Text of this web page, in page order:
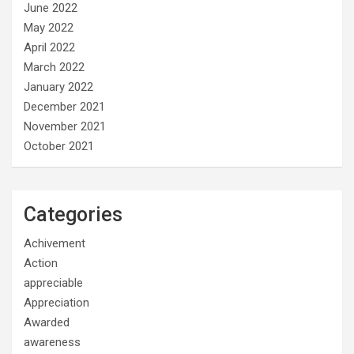
June 2022
May 2022
April 2022
March 2022
January 2022
December 2021
November 2021
October 2021
Categories
Achivement
Action
appreciable
Appreciation
Awarded
awareness